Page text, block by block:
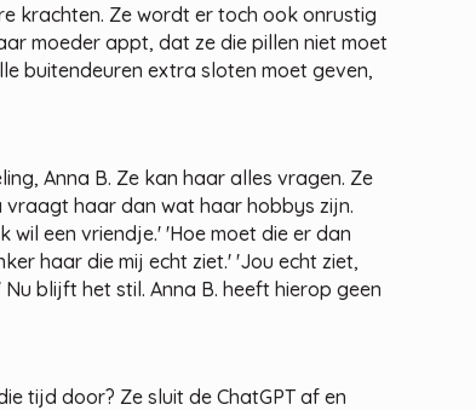
krachten. Ze wordt er toch ook onrustig
moeder appt, dat ze die pillen niet moet
buitendeuren extra sloten moet geven,
Anna B. Ze kan haar alles vragen. Ze
haar dan wat haar hobbys zijn.
wil een vriendje.' 'Hoe moet die er dan
haar die mij echt ziet.' 'Jou echt ziet,
blijft het stil. Anna B. heeft hierop geen
tijd door? Ze sluit de ChatGPT af en